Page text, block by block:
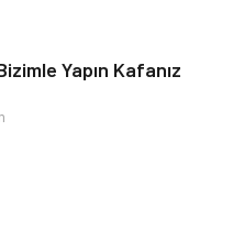
Yapın Kafanız